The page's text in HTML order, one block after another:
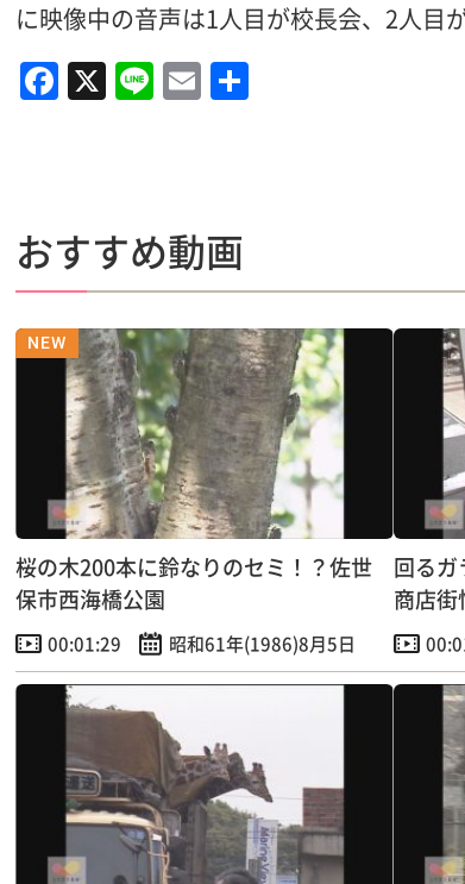
に映像中の音声は1人目が校長会、2人目
F
a
b
o
o
k
X Li
n
E
m
おすすめ動画
桜の木200本に鈴なりのセミ！？佐世
保市西海橋公園
00:01:29 昭和61年(1986)8月5日
回る
商店街